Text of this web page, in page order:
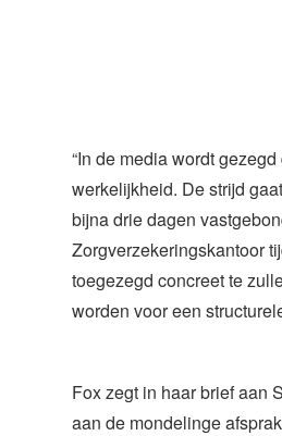
“In de media wordt
werkelijkheid. De strijd
bijna drie dagen
Zorgverzekeringskantoor
toegezegd concreet te
worden voor een
Fox zegt in haar brief aan
aan de mondelinge